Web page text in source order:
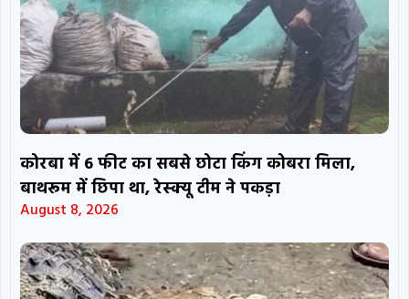
कोरबा में 6 फीट का सबसे छोटा किंग कोबरा मिला,
बाथरूम में छिपा था, रेस्क्यू टीम ने पकड़ा
August 8, 2026